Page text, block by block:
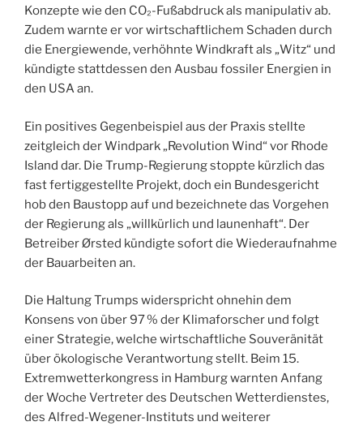
Konzepte wie den CO₂-Fußabdruck als manipulativ ab.
Zudem warnte er vor wirtschaftlichem Schaden durch
die Energiewende, verhöhnte Windkraft als „Witz“ und
kündigte stattdessen den Ausbau fossiler Energien in
den USA an.
Ein positives Gegenbeispiel aus der Praxis stellte
zeitgleich der Windpark „Revolution Wind“ vor Rhode
Island dar. Die Trump-Regierung stoppte kürzlich das
fast fertiggestellte Projekt, doch ein Bundesgericht
hob den Baustopp auf und bezeichnete das Vorgehen
der Regierung als „willkürlich und launenhaft“. Der
Betreiber Ørsted kündigte sofort die Wiederaufnahme
der Bauarbeiten an.
Die Haltung Trumps widerspricht ohnehin dem
Konsens von über 97 % der Klimaforscher und folgt
einer Strategie, welche wirtschaftliche Souveränität
über ökologische Verantwortung stellt. Beim 15.
Extremwetterkongress in Hamburg warnten Anfang
der Woche Vertreter des Deutschen Wetterdienstes,
des Alfred-Wegener-Instituts und weiterer